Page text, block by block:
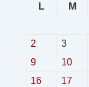
L
M
2
3
9
10
16
17